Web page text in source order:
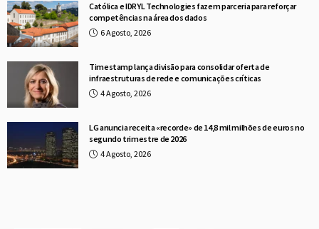
Católica e IDRYL Technologies fazem parceria para reforçar
competências na área dos dados
6 Agosto, 2026
Timestamp lança divisão para consolidar oferta de
infraestruturas de rede e comunicações críticas
4 Agosto, 2026
LG anuncia receita «recorde» de 14,8 mil milhões de euros no
segundo trimestre de 2026
4 Agosto, 2026